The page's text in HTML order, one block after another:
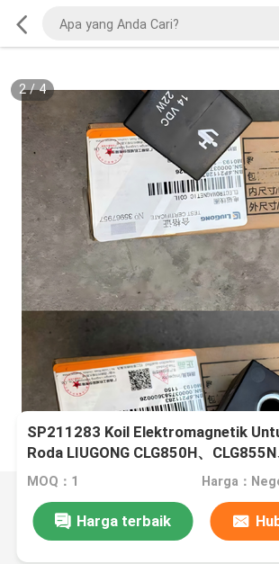
2/4
SP211283 Koil Elektromagnetik
Roda LIUGONG CLG850H、CLG855N
CLG856、CLG856H Excavator
Roadroller CLG4165、CLG4180
MOQ：1 Harga：
Harga terbaik